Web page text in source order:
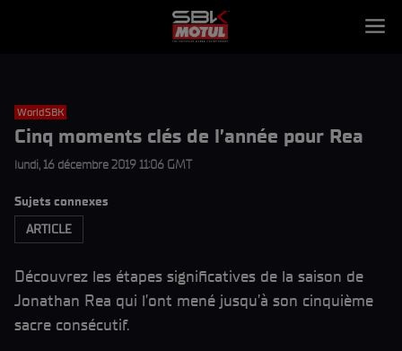
WorldSBK
Cinq moments clés de l’année pour Rea
lundi, 16 décembre 2019 11:06 GMT
Sujets connexes
ARTICLE
Découvrez les étapes significatives de la saison de
Jonathan Rea qui l’ont mené jusqu’à son cinquième
sacre consécutif.